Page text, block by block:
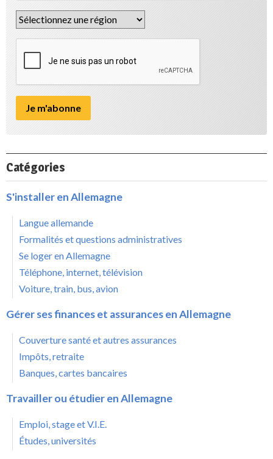
Catégories
S'installer en Allemagne
Langue allemande
Formalités et questions administratives
Se loger en Allemagne
Téléphone, internet, télévision
Voiture, train, bus, avion
Gérer ses finances et assurances en Allemagne
Couverture santé et autres assurances
Impôts, retraite
Banques, cartes bancaires
Travailler ou étudier en Allemagne
Emploi, stage et V.I.E.
Études, universités